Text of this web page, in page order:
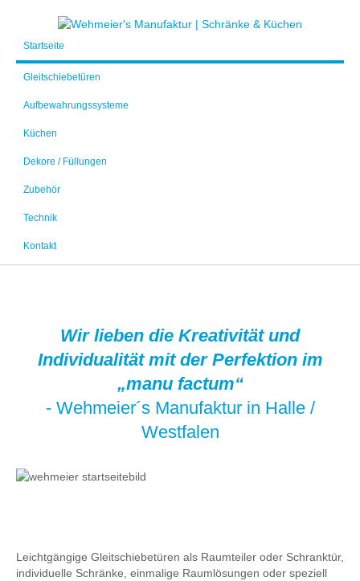
Startseite
Gleitschiebetüren
Aufbewahrungssysteme
Küchen
Dekore / Füllungen
Zubehör
Technik
Kontakt
Wir lieben die Kreativität und
Individualität mit der Perfektion im
„manu factum“
- Wehmeier´s Manufaktur in Halle /
Westfalen
Leichtgängige Gleitschiebetüren als Raumteiler oder Schranktür,
individuelle Schränke, einmalige Raumlösungen oder speziell